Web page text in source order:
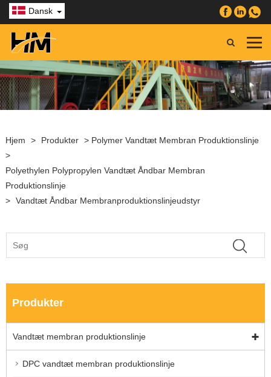
Dansk
Hjem > Produkter > Polymer Vandtæt Membran Produktionslinje
>
Polyethylen Polypropylen Vandtæt Åndbar Membran
Produktionslinje
> Vandtæt Åndbar Membranproduktionslinjeudstyr
Produkter
Vandtæt membran produktionslinje
DPC vandtæt membran produktionslinje